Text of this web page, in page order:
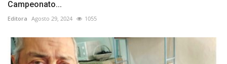
Campeonato...
Editora Agosto 29, 2024 1055